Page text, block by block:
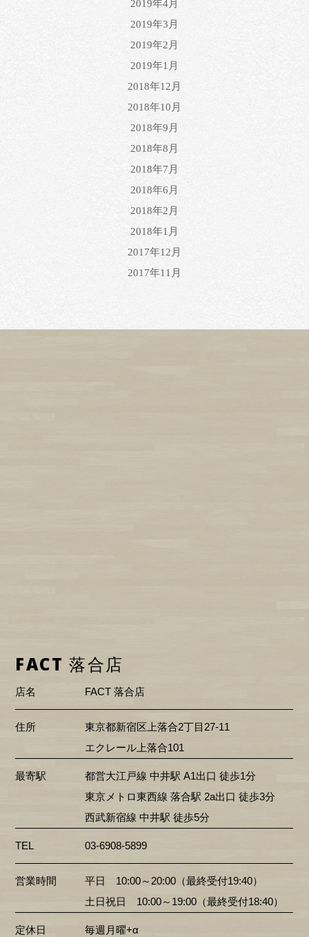
2019年4月
2019年3月
2019年2月
2019年1月
2018年12月
2018年10月
2018年9月
2018年8月
2018年7月
2018年6月
2018年2月
2018年1月
2017年12月
2017年11月
FACT 落合店
店名 FACT 落合店
住所
東京都新宿区上落合2丁目27-11
エクレール上落合101
最寄駅
都営大江戸線 中井駅 A1出口 徒歩1分
東京メトロ東西線 落合駅 2a出口 徒歩3分
西武新宿線 中井駅 徒歩5分
TEL 03-6908-5899
営業時間
平日 10:00～20:00（最終受付19:40）
土日祝日 10:00～19:00（最終受付18:40）
定休日 毎週月曜+α